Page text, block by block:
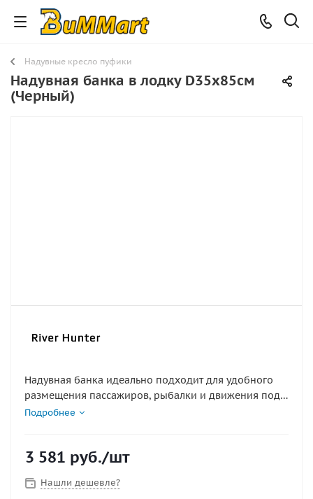
Надувные кресло пуфики
Надувная банка в лодку D35х85см
(Черный)
Надувная банка идеально подходит для удобного
размещения пассажиров, рыбалки и движения под
веслами. Сиденье в лодку вставляется между
практически не занимает места.
Подробнее
3 581 руб./шт
Нашли дешевле?